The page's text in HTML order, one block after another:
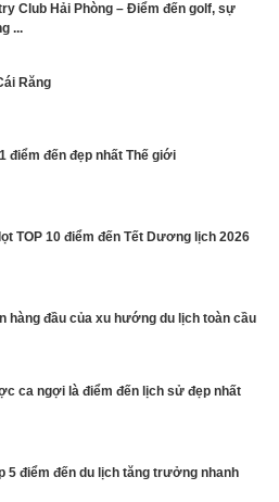
Club Hải Phòng – Điểm đến golf, sự
...
Răng
điểm đến đẹp nhất Thế giới
TOP 10 điểm đến Tết Dương lịch 2026
hàng đầu của xu hướng du lịch toàn cầu
ca ngợi là điểm đến lịch sử đẹp nhất
5 điểm đến du lịch tăng trưởng nhanh